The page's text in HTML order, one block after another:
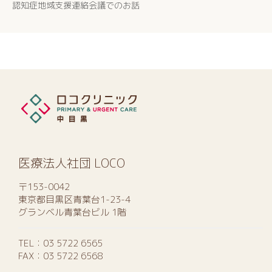
認知症地域支援連絡会議でのお話
医療法人社団 LOCO
〒153-0042
東京都目黒区青葉台1-23-4
グランベル青葉台ビル 1階
TEL： 03 5722 6565
FAX：03 5722 6568